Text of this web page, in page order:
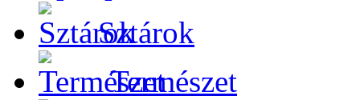
Sztárok
Természet